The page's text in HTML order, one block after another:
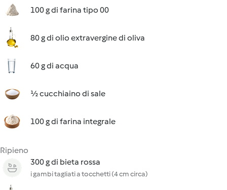
100 g di farina tipo 00
80 g di olio extravergine di oliva
60 g di acqua
½ cucchiaino di sale
100 g di farina integrale
Ripieno
300 g di bieta rossa
i gambi tagliati a tocchetti (4 cm circa)